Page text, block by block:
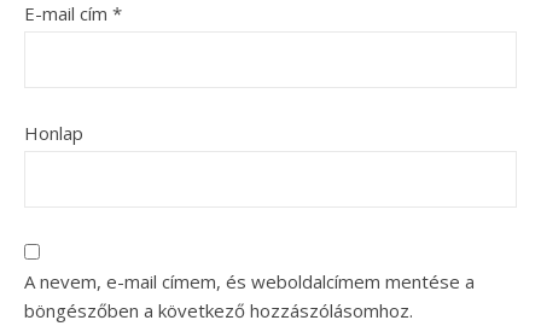
E-mail cím *
Honlap
A nevem, e-mail címem, és weboldalcímem mentése a
böngészőben a következő hozzászólásomhoz.